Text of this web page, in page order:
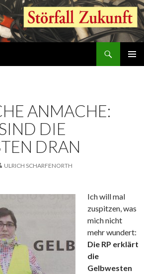
ANMACHE:
DIE
DRAN
ULRICH SCHARFENORTH
Ich will mal
zuspitzen, was
mich nicht
mehr wundert:
Die RP erklärt
die
Gelbwesten